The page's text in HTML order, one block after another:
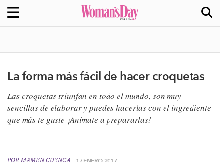
La forma más fácil de hacer croquetas
Las croquetas triunfan en todo el mundo, son muy
sencillas de elaborar y puedes hacerlas con el ingrediente
que más te guste ¡Anímate a prepararlas!
POR MAMEN CUENCA 17 ENERO 2017